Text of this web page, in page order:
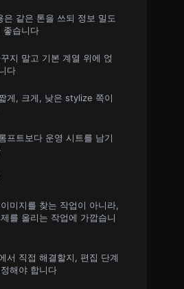
은 같은 톤을 쓰되 정보 밀도
좋습니다
지 말고 기본 계열 위에 얹
다
게, 크게, 낮은 stylize 쪽이
프트보다 운영 시트를 남기
미지를 찾는 작업이 아니라,
를 올리는 작업에 가깝습니
서 직접 해결할지, 편집 단계
해야 합니다